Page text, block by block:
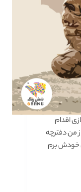
اقدام
من دفترچه
خودش برم